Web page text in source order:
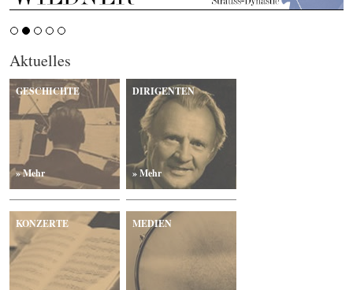
Aktuelles
GESCHICHTE
» Mehr
DIRIGENTEN
» Mehr
KONZERTE MEDIEN